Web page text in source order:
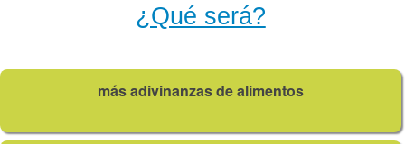
¿Qué será?
más adivinanzas de alimentos